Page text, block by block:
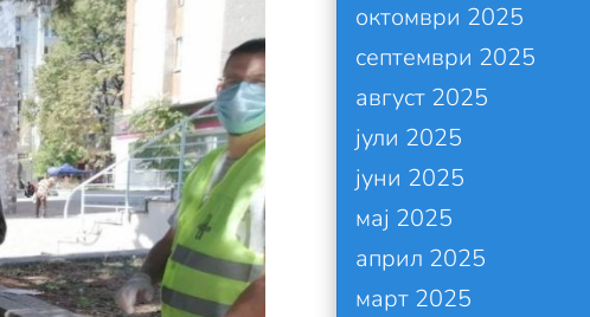
октомври 2025
септември 2025
август 2025
јули 2025
јуни 2025
мај 2025
април 2025
март 2025